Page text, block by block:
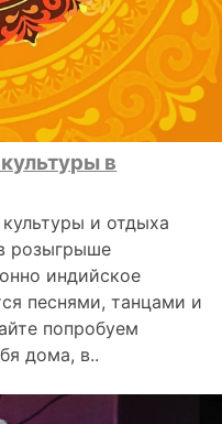
в
и отдыха
розыгрыше
индийское
песнями, танцами и
попробуем
дома, в..